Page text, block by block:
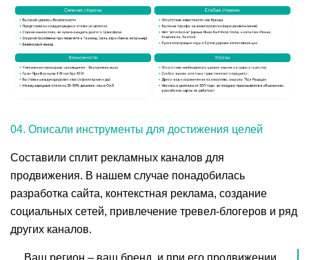
04. Описали инструменты для достижения целей
Составили сплит рекламных каналов для
продвижения. В нашем случае понадобилась
разработка сайта, контекстная реклама, создание
социальных сетей, привлечение тревел-блогеров и ряд
других каналов.
Ваш регион – ваш бренд, и при его продвижении